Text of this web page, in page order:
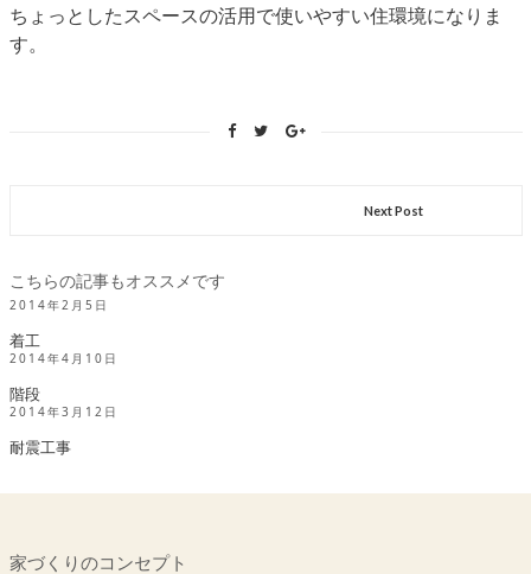
ちょっとしたスペースの活用で使いやすい住環境になりま
す。
Next Post
こちらの記事もオススメです
2014年2月5日
着工
2014年4月10日
階段
2014年3月12日
耐震工事
家づくりのコンセプト